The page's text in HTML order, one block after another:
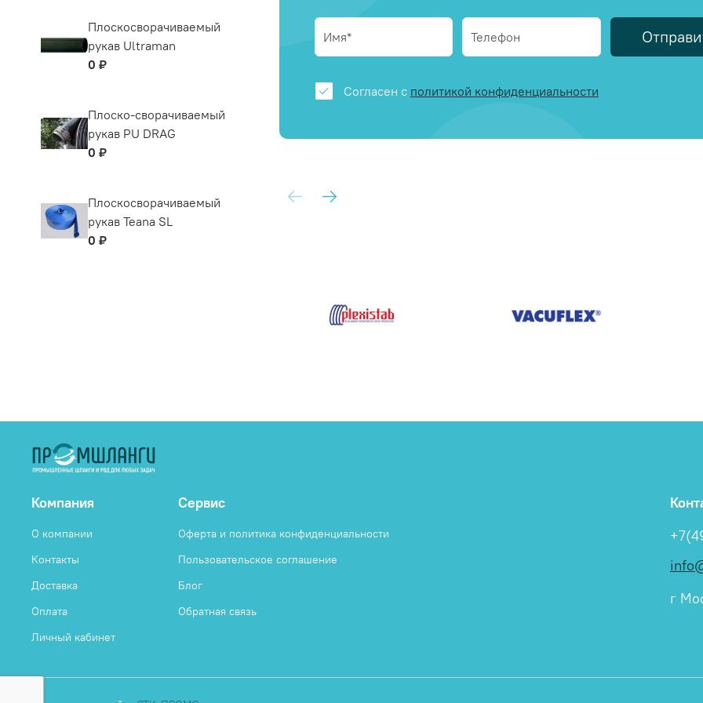
Согласен с политикой конфиденциальности
Плоскосворачиваемый
рукав Ultraman
0 ₽
Плоско-сворачиваемый
рукав PU DRAG
0 ₽
Плоскосворачиваемый
рукав Teana SL
0 ₽
Компания
О компании
Контакты
Доставка
Оплата
Личный кабинет
Сервис
Оферта и политика конфиденциальности
Пользовательское соглашение
Блог
Обратная связь
г